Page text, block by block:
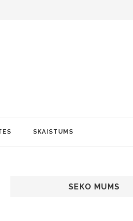
SKAISTUMS
SEKO MUMS